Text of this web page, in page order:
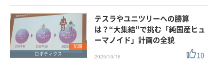
記事
ロボティクス
テスラやユニツリーへの勝算
は？“大集結”で挑む「純国産ヒュ
ーマノイド」計画の全貌
2025/10/16 10